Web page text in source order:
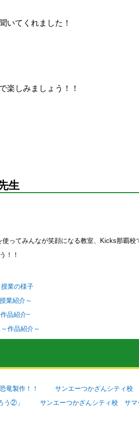
いてくれました！
楽しみましょう！！
生
ってみんなが笑顔になる教室、Kicks那覇
！！
業の様子
業紹介～
品紹介~
作品紹介～
竜製作！！ サンエーつかざんシティ校
う②」
サンエーつかざんシティ校 サマ